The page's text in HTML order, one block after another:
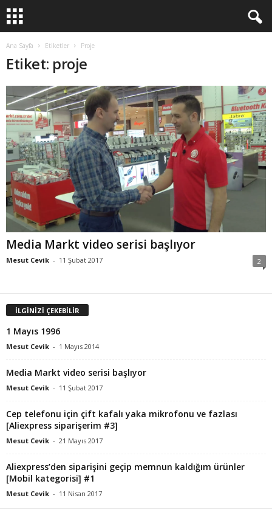
Ana Sayfa Etiketler Proje
Etiket: proje
Media Markt video serisi başlıyor
Mesut Cevik - 11 Şubat 2017 2
İLGİNİZİ ÇEKEBİLİR
1 Mayıs 1996
Mesut Cevik - 1 Mayıs 2014
Media Markt video serisi başlıyor
Mesut Cevik - 11 Şubat 2017
Cep telefonu için çift kafalı yaka mikrofonu ve fazlası
[Aliexpress siparişerim #3]
Mesut Cevik - 21 Mayıs 2017
Aliexpress’den siparişini geçip memnun kaldığım ürünler
[Mobil kategorisi] #1
Mesut Cevik - 11 Nisan 2017